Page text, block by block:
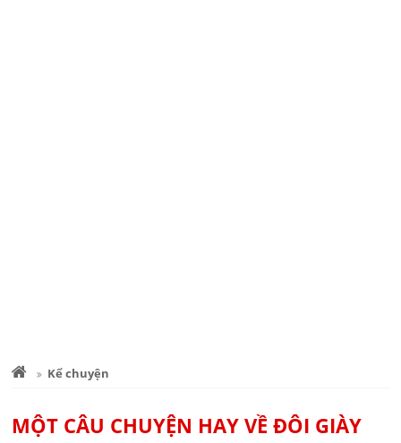
Kể chuyện
MỘT CÂU CHUYỆN HAY VỀ ĐÔI GIÀY